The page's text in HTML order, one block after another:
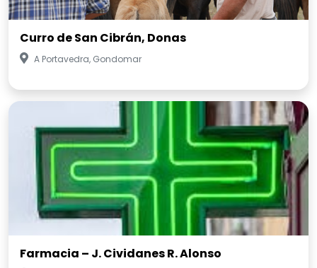
Curro de San Cibrán, Donas
A Portavedra, Gondomar
Farmacia – J. Cividanes R. Alonso